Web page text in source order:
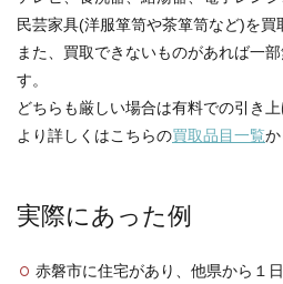
民芸家具(洋服箪笥や茶箪笥など)を買
また、買取できないものがあれば一
す。
どちらも厳しい場合は有料での引き上
より詳しくはこちらの買取品目一覧か
実際にあった例
赤磐市に住宅があり、他県から１